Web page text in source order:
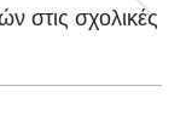
στις σχολικές